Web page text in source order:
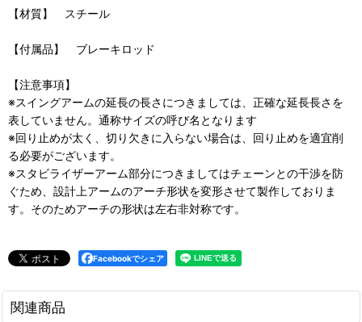
【材質】 スチール
【付属品】 ブレーキロッド
【注意事項】
※スイングアームの延長の長さにつきましては、正確な延長長さを
表していません。通称サイズの呼び名となります
※回り止めが太く、切り欠きに入らない場合は、回り止めを適宜削
る必要がございます。
※スタビライザーアーム部分につきましてはチェーンとの干渉を防
ぐため、設計上アームのアーチ形状を変形させて製作しておりま
す。そのためアーチの形状は左右非対称です。
Facebookでシェア
関連商品